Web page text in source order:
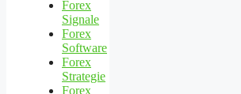
Forex
Signale
Forex
Software
Forex
Strategie
Forex